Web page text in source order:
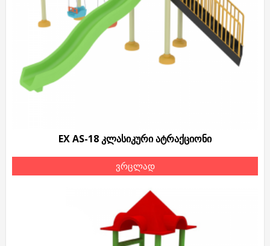
EX AS-18 კლასიკური ატრაქციონი
ვრცლად